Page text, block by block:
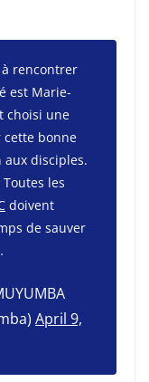
rencontrer
est Marie-
choisi une
bonne
disciples.
les
doivent
de sauver
April 9,